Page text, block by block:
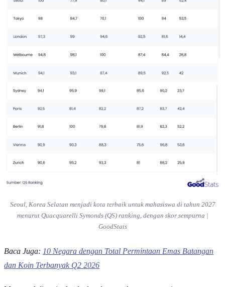
tinggal dan peluang jangka panjangnya.
Kota Terbaik untuk Mahasiswa
Korea Selatan dengan skor sempurna yaitu 100. Selain tergolong
kota yang cukup terjangkau, Seoul juga menawarkan peluang kerja
Seoul tergolong kota yang memiliki daya tarik tinggi di mata
cukup banyak perguruan tinggi berkualitas dengan pilihan program